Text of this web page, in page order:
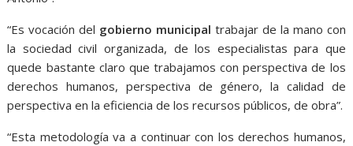
“Es vocación del gobierno municipal trabajar de la mano con
la sociedad civil organizada, de los especialistas para que
quede bastante claro que trabajamos con perspectiva de los
derechos humanos, perspectiva de género, la calidad de
perspectiva en la eficiencia de los recursos públicos, de obra”.
“Esta metodología va a continuar con los derechos humanos,